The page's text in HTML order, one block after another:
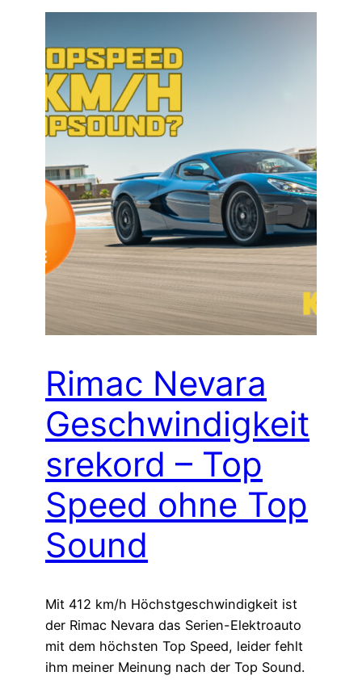
Rimac Nevara
Geschwindigkeit
srekord – Top
Speed ohne Top
Sound
Mit 412 km/h Höchstgeschwindigkeit ist
der Rimac Nevara das Serien-Elektroauto
mit dem höchsten Top Speed, leider fehlt
ihm meiner Meinung nach der Top Sound.